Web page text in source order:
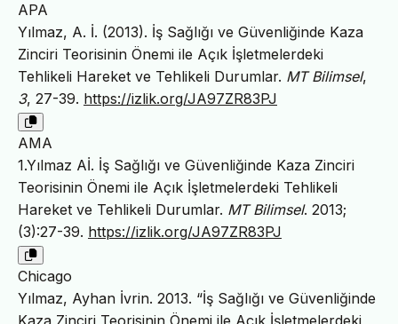
APA
Yılmaz, A. İ. (2013). İş Sağlığı ve Güvenliğinde Kaza
Zinciri Teorisinin Önemi ile Açık İşletmelerdeki
Tehlikeli Hareket ve Tehlikeli Durumlar. MT Bilimsel,
3, 27-39. https://izlik.org/JA97ZR83PJ
AMA
1.Yılmaz Aİ. İş Sağlığı ve Güvenliğinde Kaza Zinciri
Teorisinin Önemi ile Açık İşletmelerdeki Tehlikeli
Hareket ve Tehlikeli Durumlar. MT Bilimsel. 2013;
(3):27-39. https://izlik.org/JA97ZR83PJ
Chicago
Yılmaz, Ayhan İvrin. 2013. “İş Sağlığı ve Güvenliğinde